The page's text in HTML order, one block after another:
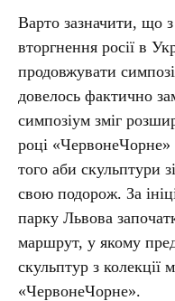
Варто зазначити, що
вторгнення росії в
продовжувати
довелось фактично
симпозіум зміг
році
того аби скульптури
свою подорож. За
парку Львова
маршрут, у якому
скульптур з колекції
«ЧервонеЧорне».